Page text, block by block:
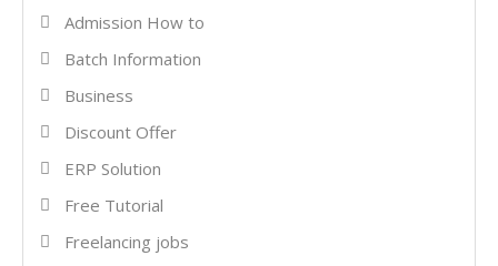
Admission How to
Batch Information
Business
Discount Offer
ERP Solution
Free Tutorial
Freelancing jobs